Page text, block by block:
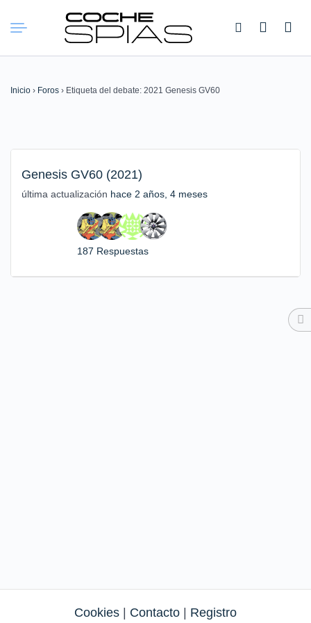
Buscar:
Inicio › Foros › Etiqueta del debate: 2021 Genesis GV60
Genesis GV60 (2021)
última actualización hace 2 años, 4 meses
187 Respuestas
Cookies Contacto Registro